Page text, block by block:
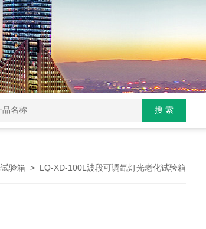
验箱 > LQ-XD-100L波段可调氙灯光老化试验箱